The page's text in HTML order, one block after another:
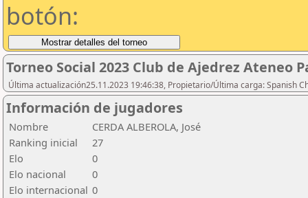
botón:
Torneo Social 2023 Club de Ajedrez Ateneo
Última actualización25.11.2023 19:46:38, Propietario/Última carga: Spanish
Información de jugadores
Nombre
CERDA ALBEROLA, José
Ranking inicial
27
Elo
0
Elo nacional
0
Elo internacional 0